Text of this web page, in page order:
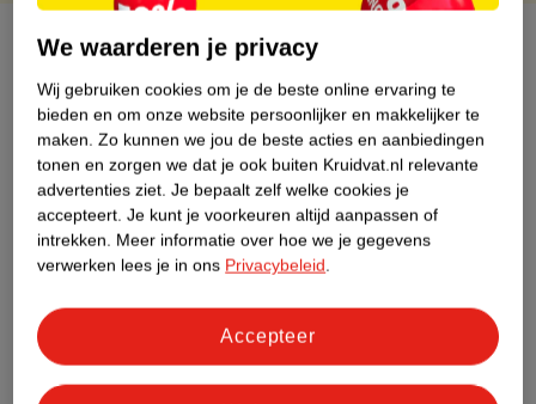
Over dit product
Productinformatie
Etiketinformatie
Nature Impact Score
Dit product heeft (nog) geen Nature
Meer informatie
We waarderen je privacy
Wij gebruiken cookies om je de beste online ervaring te
bieden en om onze website persoonlijker en makkelijker te
maken. Zo kunnen we jou de beste acties en aanbiedingen
tonen en zorgen we dat je ook buiten Kruidvat.nl relevante
advertenties ziet. Je bepaalt zelf welke cookies je
accepteert. Je kunt je voorkeuren altijd aanpassen of
intrekken. Meer informatie over hoe we je gegevens
verwerken lees je in ons Privacybeleid.
Accepteer